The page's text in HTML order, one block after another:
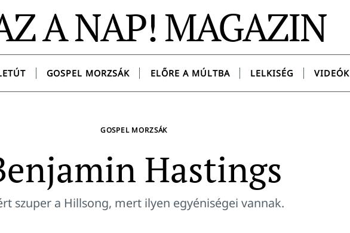
A NAP! MAGAZIN
GOSPEL MORZSÁK ELŐRE A MÚLTBA LELKISÉG VIDEÓK
GOSPEL MORZSÁK
Hastings
szuper a Hillsong, mert ilyen egyéniségei vannak.